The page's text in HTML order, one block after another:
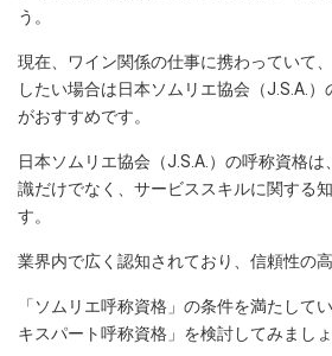
う。
現在、ワイン関係の仕事に携わっていて
したい場合は日本ソムリエ協会（J.S.A.）
がおすすめです。
日本ソムリエ協会（J.S.A.）の呼称資格
識だけでなく、サービススキルに関する
す。
業界内で広く認知されており、信頼性の高
「ソムリエ呼称資格」の条件を満たして
キスパート呼称資格」を検討してみましょ